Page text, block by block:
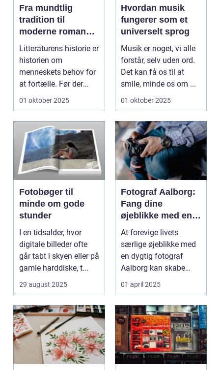
Fra mundtlig
tradition til
moderne romaner:
Litteraturens
udvikling
Litteraturens historie er
historien om
menneskets behov for
at fortælle. Før der
fandte...
01 oktober 2025
Hvordan musik
fungerer som et
universelt sprog
Musik er noget, vi alle
forstår, selv uden ord.
Det kan få os til at
smile, minde os om ...
01 oktober 2025
Fotobøger til
minde om gode
stunder
I en tidsalder, hvor
digitale billeder ofte
går tabt i skyen eller på
gamle harddiske, t...
29 august 2025
Fotograf Aalborg:
Fang dine
øjeblikke med en
professionel
fotograf
At forevige livets
særlige øjeblikke med
en dygtig fotograf
Aalborg kan skabe
minder, d...
01 april 2025